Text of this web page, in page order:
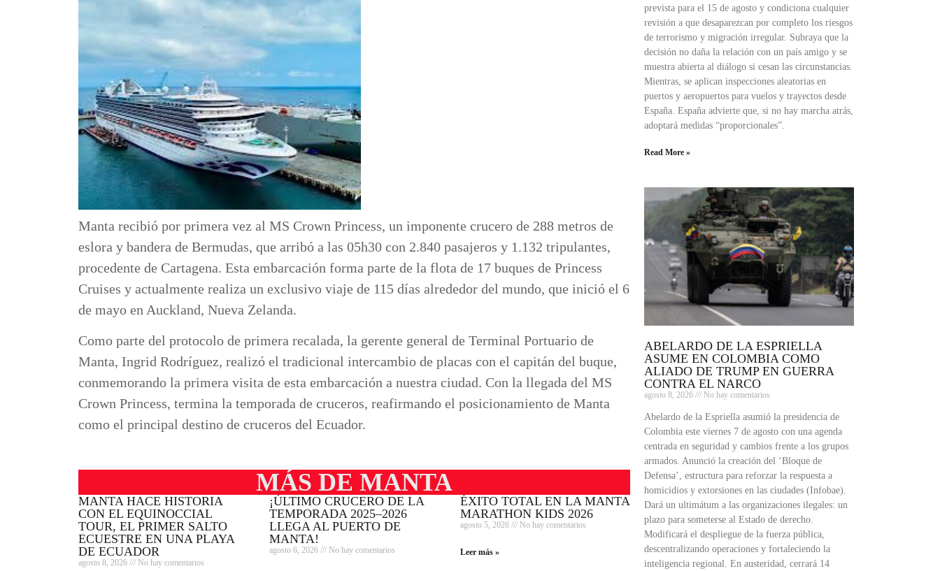
Manta recibió por primera vez al MS Crown Princess, un imponente crucero de 288 metros de
eslora y bandera de Bermudas, que arribó a las 05h30 con 2.840 pasajeros y 1.132 tripulantes,
procedente de Cartagena. Esta embarcación forma parte de la flota de 17 buques de Princess
Cruises y actualmente realiza un exclusivo viaje de 115 días alrededor del mundo, que inició el 6
de mayo en Auckland, Nueva Zelanda.
Como parte del protocolo de primera recalada, la gerente general de Terminal Portuario de
Manta, Ingrid Rodríguez, realizó el tradicional intercambio de placas con el capitán del buque,
conmemorando la primera visita de esta embarcación a nuestra ciudad. Con la llegada del MS
Crown Princess, termina la temporada de cruceros, reafirmando el posicionamiento de Manta
como el principal destino de cruceros del Ecuador.
MÁS DE MANTA
MANTA HACE HISTORIA
CON EL EQUINOCCIAL
TOUR, EL PRIMER SALTO
ECUESTRE EN UNA PLAYA
DE ECUADOR
agosto 8, 2026 No hay comentarios
¡ÚLTIMO CRUCERO DE LA
TEMPORADA 2025–2026
LLEGA AL PUERTO DE
MANTA!
agosto 6, 2026 No hay comentarios
ÉXITO TOTAL EN LA MANTA
MARATHON KIDS 2026
agosto 5, 2026 No hay comentarios
Leer más »
prevista para el 15 de agosto y condiciona cualquier
revisión a que desaparezcan por completo los riesgos
de terrorismo y migración irregular. Subraya que la
decisión no daña la relación con un país amigo y se
muestra abierta al diálogo si cesan las circunstancias.
Mientras, se aplican inspecciones aleatorias en
puertos y aeropuertos para vuelos y trayectos desde
España. España advierte que, si no hay marcha atrás,
adoptará medidas “proporcionales”.
Read More »
ABELARDO DE LA ESPRIELLA
ASUME EN COLOMBIA COMO
ALIADO DE TRUMP EN GUERRA
CONTRA EL NARCO
agosto 8, 2026 No hay comentarios
Abelardo de la Espriella asumió la presidencia de
Colombia este viernes 7 de agosto con una agenda
centrada en seguridad y cambios frente a los grupos
armados. Anunció la creación del ‘Bloque de
Defensa’, estructura para reforzar la respuesta a
homicidios y extorsiones en las ciudades (Infobae).
Dará un ultimátum a las organizaciones ilegales: un
plazo para someterse al Estado de derecho.
Modificará el despliegue de la fuerza pública,
descentralizando operaciones y fortaleciendo la
inteligencia regional. En austeridad, cerrará 14